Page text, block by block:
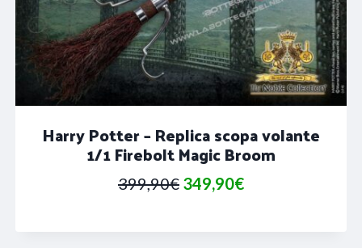
Harry Potter – Replica scopa volante
1/1 Firebolt Magic Broom
399,90€ Il
349,90€Il